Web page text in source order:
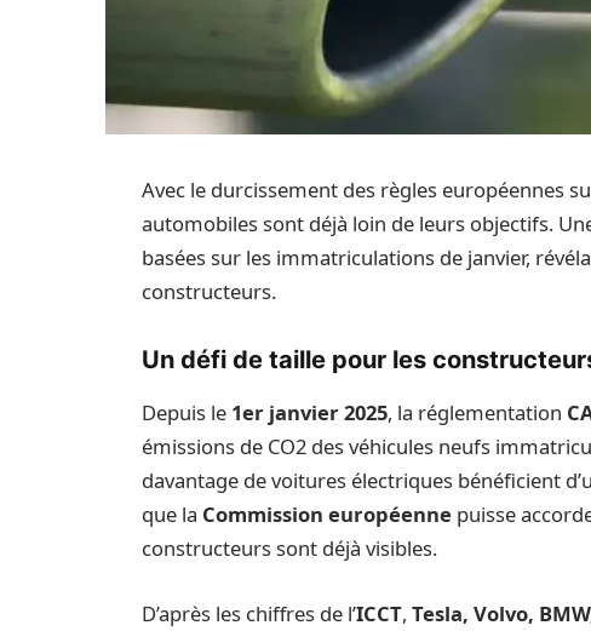
Avec le durcissement des règles européennes
automobiles sont déjà loin de leurs objectifs.
basées sur les immatriculations de janvier,
constructeurs.
Un défi de taille pour les
Depuis le 1er janvier 2025, la réglementation
émissions de CO2 des véhicules neufs
davantage de voitures électriques bénéficient
que la Commission européenne puisse
constructeurs sont déjà visibles.
D’après les chiffres de l’ICCT,Tesla, Volvo,